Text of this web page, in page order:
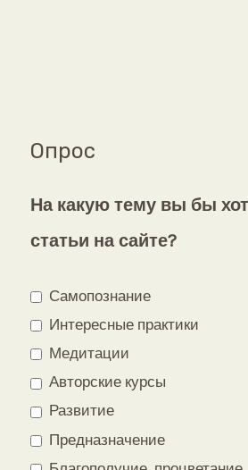
Опрос
На какую тему вы бы
статьи на сайте?
Самопознание
Интересные практики
Медитации
Авторские курсы
Развитие
Предназначение